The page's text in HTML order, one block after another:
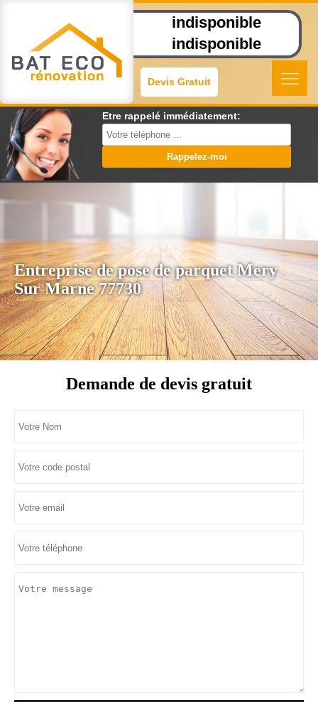
indisponible
indisponible
Devis Gratuit
Etre rappelé immédiatement:
Entreprise de pose de parquet Mery
Sur Marne 77730
Demande de devis gratuit